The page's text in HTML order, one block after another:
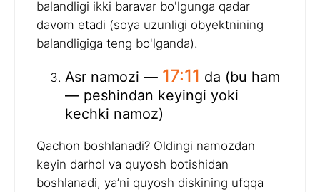
balandligi ikki baravar bo'lgunga qadar
davom etadi (soya uzunligi obyektnining
balandligiga teng bo'lganda).
Asr namozi — 17:11 da (bu ham
— peshindan keyingi yoki
kechki namoz)
Qachon boshlanadi? Oldingi namozdan
keyin darhol va quyosh botishidan
boshlanadi, ya’ni quyosh diskining ufqqa